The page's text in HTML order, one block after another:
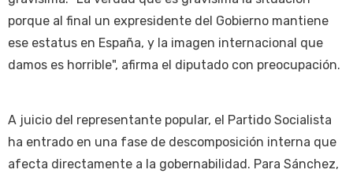
porque al final un expresidente del Gobierno mantiene
ese estatus en España, y la imagen internacional que
damos es horrible", afirma el diputado con preocupación.
A juicio del representante popular, el Partido Socialista
ha entrado en una fase de descomposición interna que
afecta directamente a la gobernabilidad. Para Sánchez,